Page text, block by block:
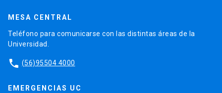
MESA CENTRAL
Teléfono para comunicarse con las distintas áreas de la
Universidad.
phone (56)95504 4000
EMERGENCIAS UC